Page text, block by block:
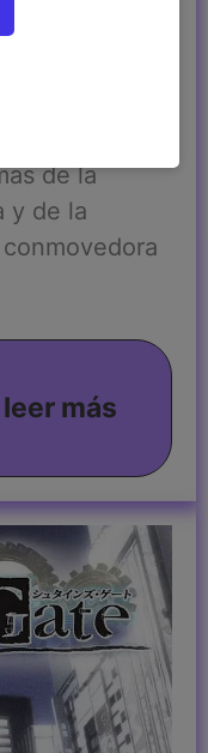
Takaki y
de la
y de la
más